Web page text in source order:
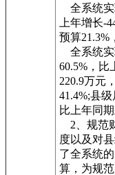
全系统实
上年增长-
预算21.3%
全系统实
60.5%，比
220.9万元
41.4%;县
比上年同
2、规范
度以及对
了全系统
算，为规